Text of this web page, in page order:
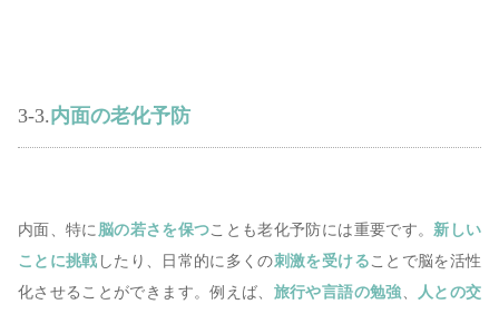
3-3.内面の老化予防
内面、特に 脳の若さを保つことも老化予防には重要です。新しい
ことに挑戦 したり、日常的に多くの刺激を受ける ことで脳を活性
化させることができます。例えば、 旅行や言語の勉強、
人との交